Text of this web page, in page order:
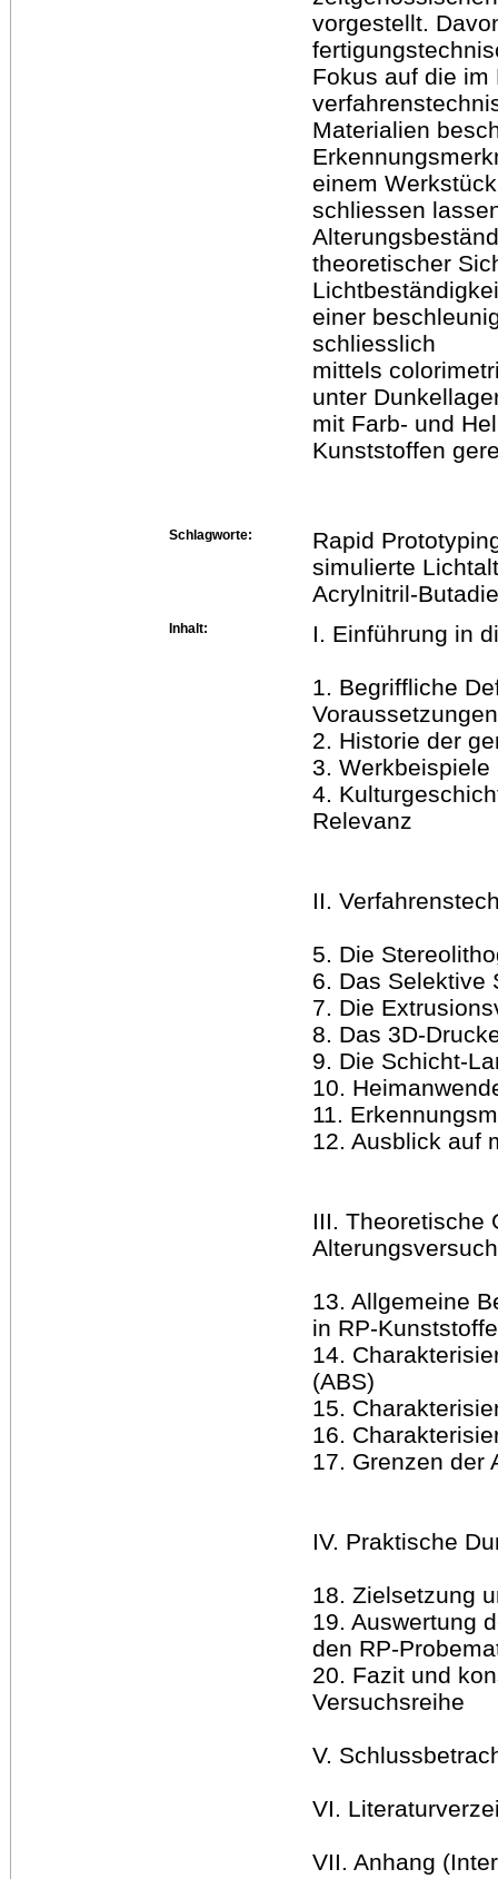
vorgestellt.
Fokus auf die im
Materialien
einem
schliessen
theoretischer
einer
schliesslich
mittels
unter
mit Farb- und
Kunststoffen
Schlagworte:
Rapid
simulierte
Acrylnitril-
Inhalt: I. Einführung in
1. Begriffliche
Voraussetzungen
2. Historie der
3. Werkbeispiele
4.
Relevanz
II.
5. Die
6. Das Selektive
7. Die
8. Das 3D-
9. Die Schicht-
10.
11.
12. Ausblick auf
III. Theoretische
13. Allgemeine
in RP-
14.
(ABS)
15.
16.
17. Grenzen der
IV. Praktische
18. Zielsetzung
19. Auswertung
den RP-
20. Fazit und
Versuchsreihe
V.
VI.
VII. Anhang